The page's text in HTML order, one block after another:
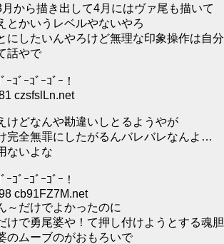
から描き出して4月にはヴァ尾も描いて
とかいうレベルやないやろ
にしたいんやろけど無理な印象操作は自分
話やで
ｺﾞｰｺﾞｰｺﾞｰ！
czsfslLn.net
けどなんや勘違いしとるようやが
完全無罪にしたがるんバレバレなんよ…
ないよな
ｺﾞｰｺﾞｰｺﾞｰ！
cb91FZ7M.net
～だけでよかったのに
けで勇尾婆や！て押し付けようとする魂胆
のムーブのがおもろいで